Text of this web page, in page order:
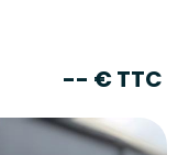
-- € TTC